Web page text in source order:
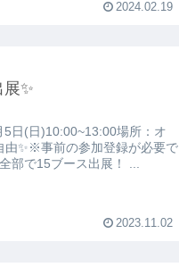
2024.02.19
✨
由✨※事前の参加登録が必要で
す！開運EXPOのホームページはこちら 全部で15ブース出展！ ...
2023.11.02